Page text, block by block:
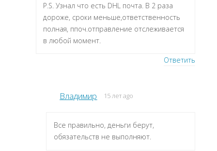
P.S. Узнал что есть DHL почта. В 2 раза
дороже, сроки меньше,ответственность
полная, ппоч.отправление отслеживается
в любой момент.
Ответить
Владимир 15 лет ago
Все правильно, деньги берут,
обязательств не выполняют.